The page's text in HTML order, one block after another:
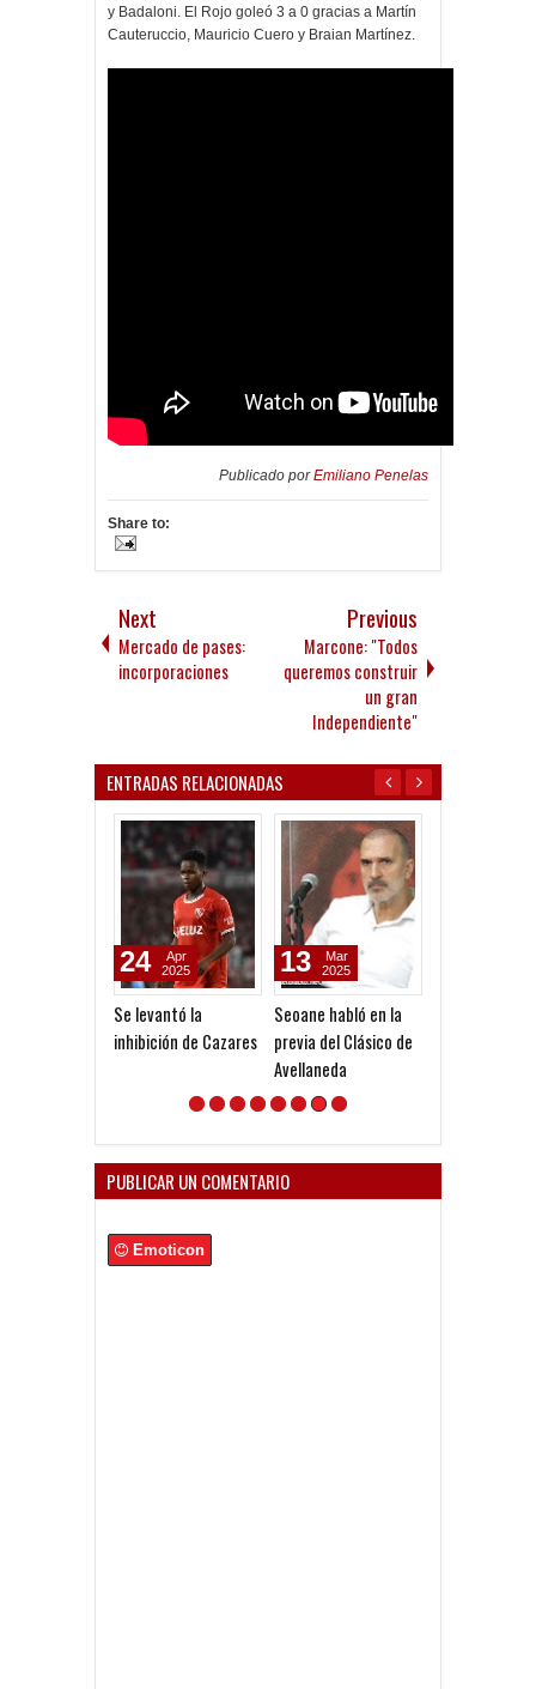
y Badaloni. El Rojo goleó 3 a 0 gracias a Martín
Cauteruccio, Mauricio Cuero y Braian Martínez.
Publicado porEmiliano Penelas
Share to:
Next
Mercado de pases:
incorporaciones
Previous
Marcone: "Todos
queremos construir
un gran
Independiente"
ENTRADAS RELACIONADAS
Se levantó la
inhibición de Cazares
24
Apr
2025
Seoane habló en la
previa del Clásico de
Avellaneda
13
Mar
2025
PUBLICAR UN COMENTARIO
Emoticon